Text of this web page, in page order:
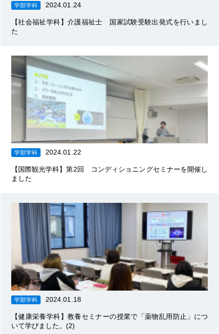
学部学科 2024.01.24
【社会福祉学科】介護福祉士 国家試験受験出発式を行いまし
た
学部学科 2024.01.22
【国際観光学科】第2回 コンディショニングセミナーを開催し
ました
学部学科 2024.01.18
【健康栄養学科】教養セミナーの授業で「薬物乱用防止」につ
いて学びました。(2)